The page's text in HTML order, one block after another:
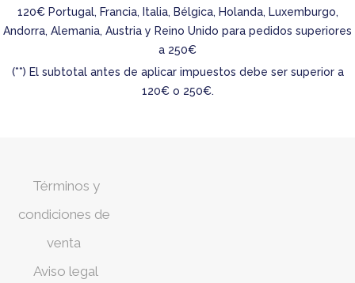
120€ Portugal, Francia, Italia, Bélgica, Holanda, Luxemburgo,
Andorra, Alemania, Austria y Reino Unido para pedidos superiores
a 250€
(**) El subtotal antes de aplicar impuestos debe ser superior a
120€ o 250€.
Términos y
condiciones de
venta
Aviso legal